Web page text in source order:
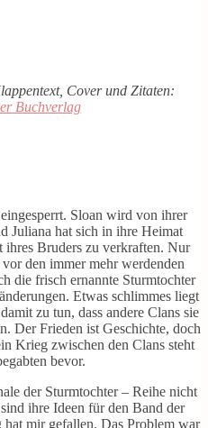
Cover und Zitaten:
Buchverlag
Sloan wird von ihrer
Juliana hat sich in ihre Heimat
ihres Bruders zu verkraften. Nur
den immer mehr werdenden
die frisch ernannte Sturmtochter
Etwas schlimmes liegt
zu tun, dass andere Clans sie
Der Frieden ist Geschichte, doch
Krieg zwischen den Clans steht
bevor.
der Sturmtochter – Reihe nicht
ihre Ideen für den Band der
mir gefallen. Das Problem war